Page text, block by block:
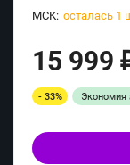
МСК: осталась 1
15 999
- 33% Экономия